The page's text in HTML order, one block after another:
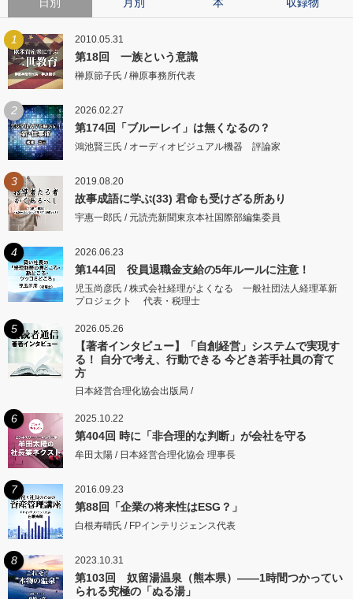
日別 月別 本 収録物
1 2010.05.31
第18回 一族という意識
榊原節子氏 / 榊原事務所代表
2 2026.02.27
第174回「ブルーレイ」は無くなるの？
鴻池賢三氏 / オーディオビジュアル機器 評論家
3 2019.08.20
故事成語に学ぶ(33) 君命も受けざる所あり
宇惠一郎氏 / 元読売新聞東京本社国際部編集委員
4 2026.06.23
第144回 役員退職金支給の5年ルールに注意！
児玉尚彦氏 / 株式会社経理がよくなる 一般社団法人経理革新
プロジェクト 代表・税理士
5 2026.05.26
【著者インタビュー】「自創経営」システムで実現す
る！ 自分で考え、行動できる 今どき若手社員の育て
方
日本経営合理化協会出版局 /
6 2025.10.22
第404回 時に「非合理的な判断」が会社を守る
牟田太陽 / 日本経営合理化協会 理事長
7 2016.09.23
第88回「企業の将来性はESG？」
白根寿晴氏 / FPインテリジェンス代表
8 2023.10.31
第103回 奴留湯温泉（熊本県）――1時間つかってい
られる究極の「ぬる湯」